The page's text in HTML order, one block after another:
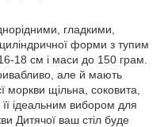
гладкими,
форми з тупим
18 см і маси до 150 грам.
але й мають
моркви щільна, соковита,
ідеальним вибором для
Дитячої ваш стіл буде